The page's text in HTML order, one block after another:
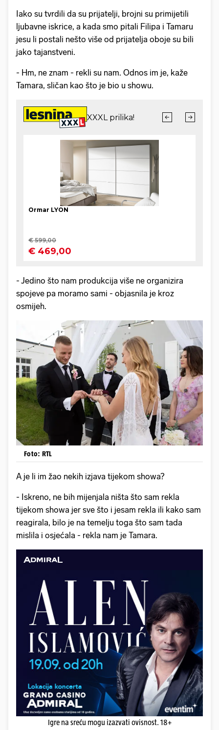
Iako su tvrdili da su prijatelji, brojni su primijetili
ljubavne iskrice, a kada smo pitali Filipa i Tamaru
jesu li postali nešto više od prijatelja oboje su bili
jako tajanstveni.
- Hm, ne znam - rekli su nam. Odnos im je, kaže
Tamara, sličan kao što je bio u showu.
- Jedino što nam produkcija više ne organizira
spojeve pa moramo sami - objasnila je kroz
osmijeh.
Foto: RTL
A je li im žao nekih izjava tijekom showa?
- Iskreno, ne bih mijenjala ništa što sam rekla
tijekom showa jer sve što i jesam rekla ili kako sam
reagirala, bilo je na temelju toga što sam tada
mislila i osjećala - rekla nam je Tamara.
Igre na sreću mogu izazvati ovisnost. 18+